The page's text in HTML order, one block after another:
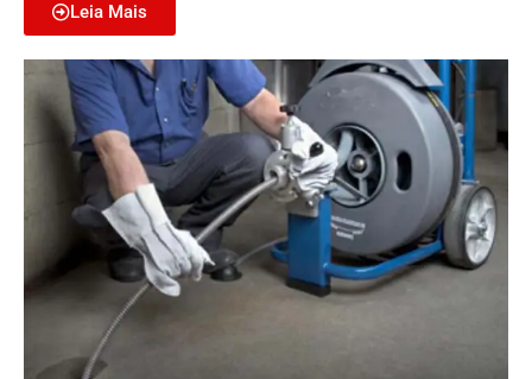
Leia Mais